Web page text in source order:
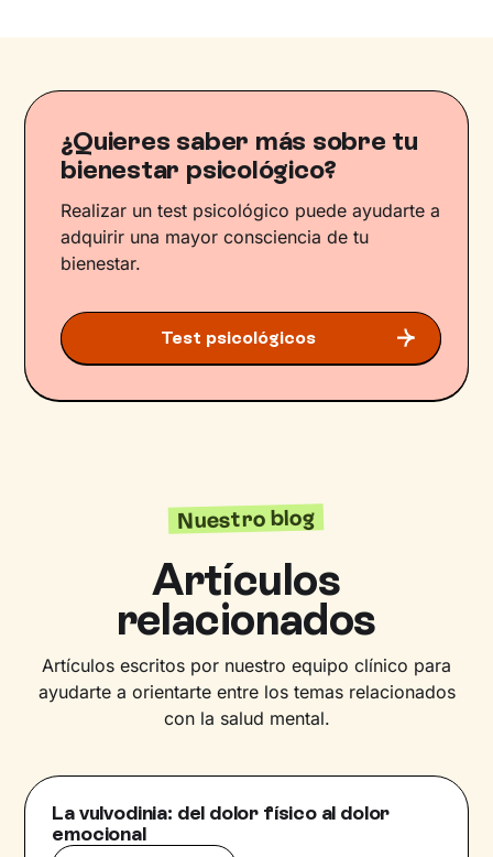
¿Quieres saber más sobre tu
bienestar psicológico?
Realizar un test psicológico puede ayudarte a
adquirir una mayor consciencia de tu
bienestar.
Test psicológicos
Nuestro blog
Artículos
relacionados
Artículos escritos por nuestro equipo clínico para
ayudarte a orientarte entre los temas relacionados
con la salud mental.
La vulvodinia: del dolor físico al dolor
emocional